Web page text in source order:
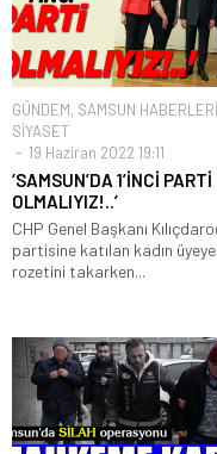
GÜNDEM, SAMSUN HABERLERİ
SİYASET
19 Haziran 2022 19:11
‘SAMSUN’DA 1’İNCİ PARTİ
OLMALIYIZ!..’
CHP Genel Başkanı
partisine katılan kadın üyeye
rozetini takarken...